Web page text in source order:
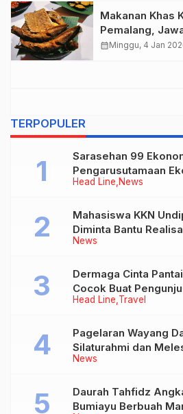
Makanan Khas
Pemalang,
Cara
calendar_monthMinggu, 4 Jan
TERPOPULER
Head Line News
Sarasehan 99
Pengarusutamaan
sebagai Pilar Baru
News
Mahasiswa KKN
Diminta Bantu
Bupati di Desa-desa
Head Line Travel
Dermaga Cinta
Cocok Buat
News
Pagelaran Wayang
Silaturahmi dan
Lokal
Daurah Tahfidz
Bumiayu Berbuah